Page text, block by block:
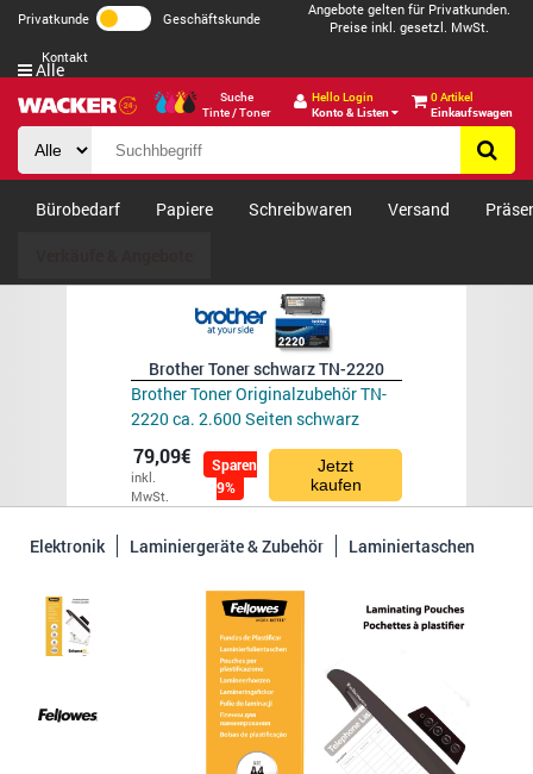
Privatkunde Geschäftskunde
Angebote gelten für Privatkunden.
Preise inkl. gesetzl. MwSt.
Kontakt
Suche
Tinte / Toner
Hello Login
Konto & Listen
0 Artikel
Einkaufswagen
Alle
Bürobedarf Papiere Schreibwaren Versand
Brother Toner schwarz TN-2220
Brother Toner Originalzubehör TN-
2220 ca. 2.600 Seiten schwarz
79,09€
inkl.
MwSt.
Sparen
9%
Jetzt
kaufen
Elektronik Laminiergeräte & Zubehör Laminiertaschen